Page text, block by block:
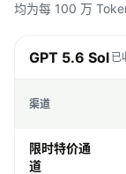
均为每 100 万
GPT 5.6 Sol 已
渠道
限时特价通
道